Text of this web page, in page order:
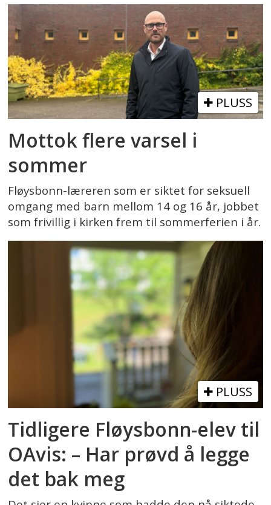
PLUSS
Mottok flere varsel i
sommer
Fløysbonn-læreren som er siktet for seksuell
omgang med barn mellom 14 og 16 år, jobbet
som frivillig i kirken frem til sommerferien i år.
PLUSS
Tidligere Fløysbonn-elev til
OAvis: – Har prøvd å legge
det bak meg